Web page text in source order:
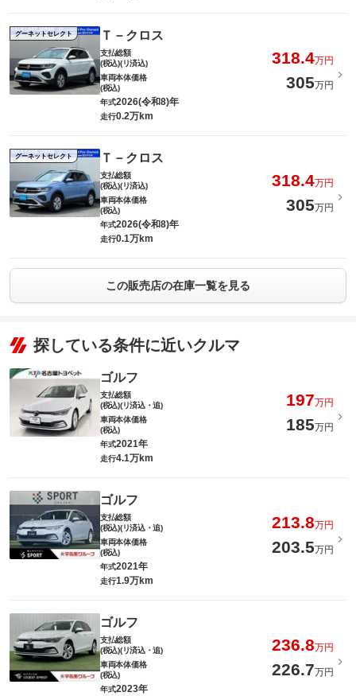
グーネットセレクト Ｔ－クロス
支払総額
(税込)(リ済込)
318.4万円
車両本体価格
(税込)
305万円
年式2026(令和8)年
走行0.2万km
グーネットセレクト Ｔ－クロス
支払総額
(税込)(リ済込)
318.4万円
車両本体価格
(税込)
305万円
年式2026(令和8)年
走行0.1万km
この販売店の在庫一覧を見る
探している条件に近いクルマ
ゴルフ
支払総額
(税込)(リ済込・追)
197万円
車両本体価格
(税込)
185万円
年式2021年
走行4.1万km
ゴルフ
支払総額
(税込)(リ済込・追)
213.8万円
車両本体価格
(税込)
203.5万円
年式2021年
走行1.9万km
ゴルフ
支払総額
(税込)(リ済込・追)
236.8万円
車両本体価格
(税込)
226.7万円
年式2023年